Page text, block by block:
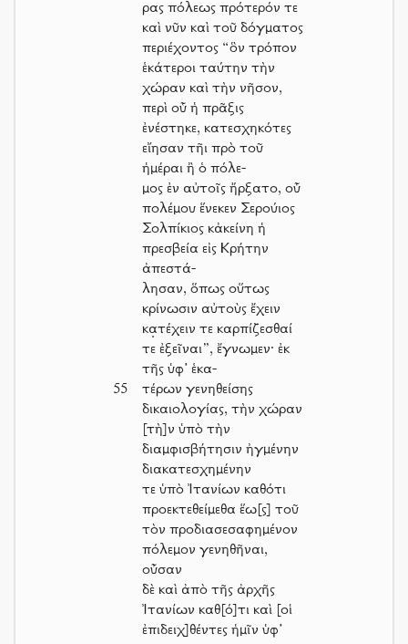
ρας πόλεως πρότερόν τε
καὶ νῦν καὶ τοῦ δόγματος
περιέχοντος “ὃν τρόπον
ἑκάτεροι ταύτην τὴν
χώραν καὶ τὴν νῆσον,
περὶ οὗ ἡ πρᾶξις
ἐνέστηκε, κατεσχηκότες
εἴησαν τῆι πρὸ τοῦ
ἡμέραι ἢ ὁ πόλε-
μος ἐν αὐτοῖς ἤρξατο, οὗ
πολέμου ἕνεκεν Σερούιος
Σολπίκιος κἀκείνη ἡ
πρεσβεία εἰς Κρήτην
ἀπεστά-
λησαν, ὅπως οὕτως
κρίνωσιν αὐτοὺς ἔχειν
κα̣τέχειν τε καρπίζεσθαί
τε ἐξεῖναι”, ἔγνωμεν· ἐκ
τῆς ὑφ’ ἑκα-
55
τέρων γενηθείσης
δικαιολογίας, τὴν χώραν
[τὴ]ν ὑπὸ τὴν
διαμφισβήτησιν ἠγμένην
διακατεσχημένην
τε ὑπὸ Ἰτανίων καθότι
προεκτεθείμεθα ἕω[ς] τοῦ
τὸν προδιασεσαφημένον
πόλεμον γενηθῆναι,
οὖσαν
δὲ καὶ ἀπὸ τῆς ἀρχῆς
Ἰτανίων καθ[ό]τι καὶ [οἱ
ἐπιδειχ]θέντες ἡμῖν ὑφ’